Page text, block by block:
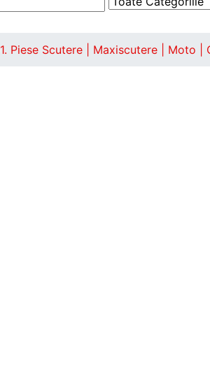
1. Piese Scutere | Maxiscutere | Moto |